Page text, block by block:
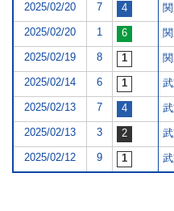
2025/02/20 7
2025/02/20 1
2025/02/19 8
2025/02/14 6
2025/02/13 7
2025/02/13 3
2025/02/12 9